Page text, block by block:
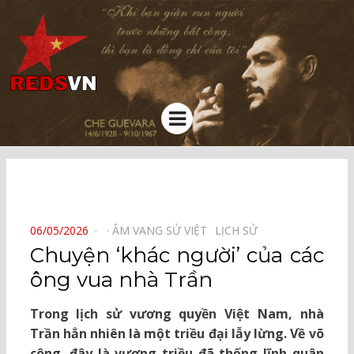
Kênh chia sẻ tri thức cộng đồng
Menu
POSTED
ON
06/05/2026 ÂM VANG SỬ VIỆT⠀ LỊCH SỬ⠀
Chuyện ‘khác người’ của các
ông vua nhà Trần
Trong lịch sử vương quyền Việt Nam, nhà
Trần hẳn nhiên là một triều đại lẫy lừng. Về võ